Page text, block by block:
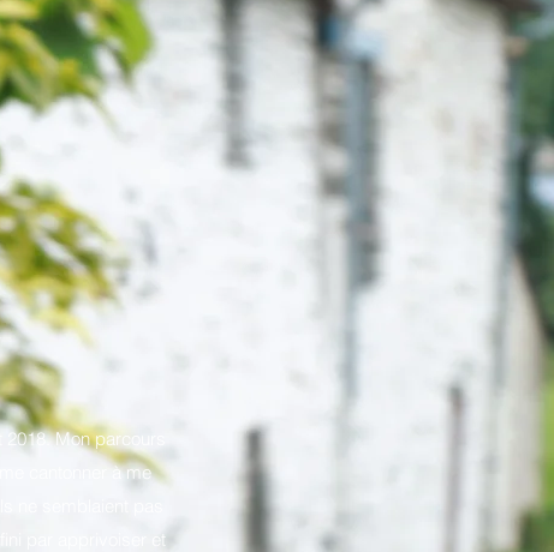
Mon parcours
cantonner à me
ne semblaient pas
par apprivoiser et